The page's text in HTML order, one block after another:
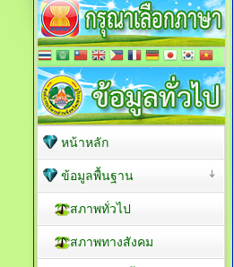
หน้าหลัก
ข้อมูลพื้นฐาน
สภาพทั่วไป
สภาพทางสังคม